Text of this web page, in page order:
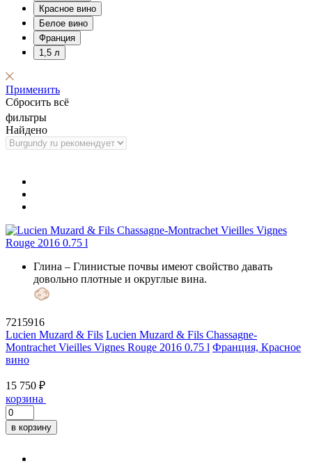
Красное вино
Белое вино
Франция
1,5 л
Применить
Сбросить всё
фильтры
Найдено
Глина – Глинистые почвы имеют свойство давать
довольно плотные и округлые вина.
7215916
Lucien Muzard & Fils Lucien Muzard & Fils Chassagne-
Montrachet Vieilles Vignes Rouge 2016 0.75 l Франция, Красное
вино
15 750 ₽
корзина
в корзину